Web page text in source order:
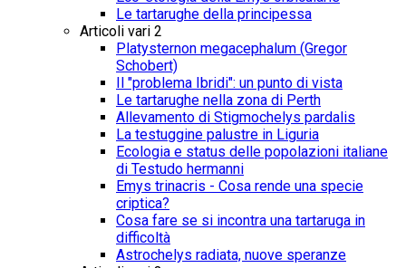
Le tartarughe della principessa
Articoli vari 2
Platysternon megacephalum (Gregor
Schobert)
Il "problema Ibridi": un punto di vista
Le tartarughe nella zona di Perth
Allevamento di Stigmochelys pardalis
La testuggine palustre in Liguria
Ecologia e status delle popolazioni italiane
di Testudo hermanni
Emys trinacris - Cosa rende una specie
criptica?
Cosa fare se si incontra una tartaruga in
difficoltà
Astrochelys radiata, nuove speranze